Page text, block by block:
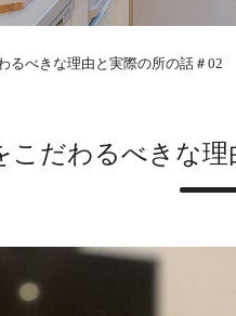
るべきな理由と実際の所の話＃02
こだわるべきな